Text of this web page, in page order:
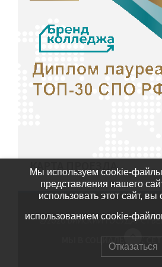
КАРТА ПРОЕЗДА
©2020БИЙСКИЙ
МЫ В СОЦИАЛЬНЫХ
Мы используем cookie-
представления нашего
использовать этот сайт, вы
использованием cookie-
Отказаться